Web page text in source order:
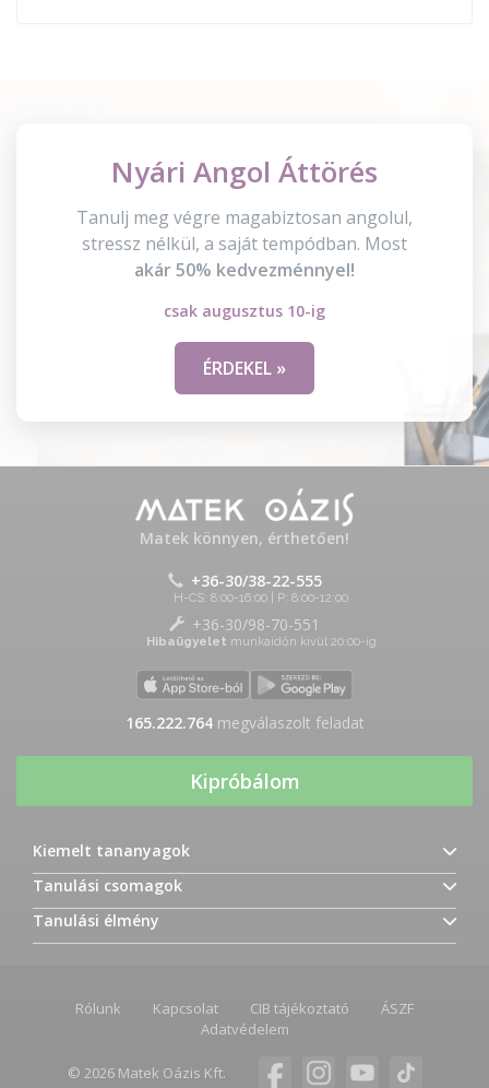
Nyári Angol Áttörés
Tanulj meg végre magabiztosan angolul,
stressz nélkül, a saját tempódban. Most
akár 50% kedvezménnyel!
csak augusztus 10-ig
ÉRDEKEL »
Matek könnyen, érthetően!
+36-30/38-22-555
H-CS: 8:00-16:00 | P: 8:00-12:00
+36-30/98-70-551
Hibaügyelet munkaidőn kívül 20:00-ig
165.222.764megválaszolt feladat
Kipróbálom
Kiemelt tananyagok
Tanulási csomagok
Tanulási élmény
Rólunk Kapcsolat CIB tájékoztató
ÁSZF
Adatvédelem
© 2026 Matek Oázis Kft.